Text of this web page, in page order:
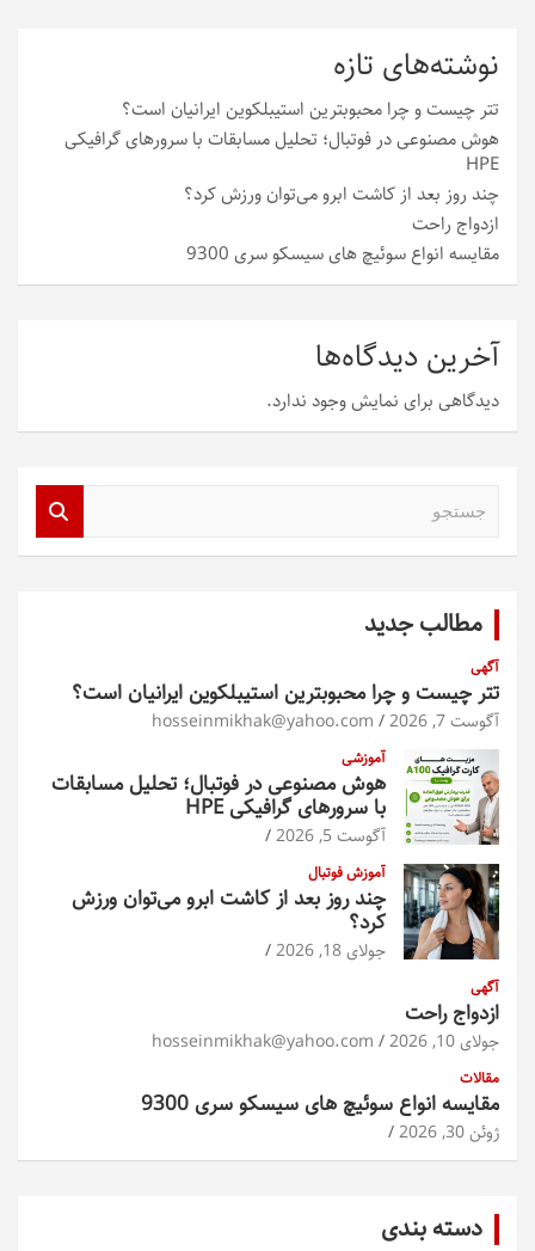
نوشته‌های تازه
تتر چیست و چرا محبوبترین استیبلکوین ایرانیان است؟
هوش مصنوعی در فوتبال؛ تحلیل مسابقات با سرورهای گرافیکی
HPE
چند روز بعد از کاشت ابرو می‌توان ورزش کرد؟
ازدواج راحت
مقایسه انواع سوئیچ های سیسکو سری 9300
آخرین دیدگاه‌ها
دیدگاهی برای نمایش وجود ندارد.
مطالب جدید
آگهی
تتر چیست و چرا محبوبترین استیبلکوین ایرانیان است؟
آگوست 7, 2026 hosseinmikhak@yahoo.com
آموزشی
هوش مصنوعی در فوتبال؛ تحلیل مسابقات
با سرورهای گرافیکی HPE
آگوست 5, 2026
آموزش فوتبال
چند روز بعد از کاشت ابرو می‌توان ورزش
کرد؟
جولای 18, 2026
آگهی
ازدواج راحت
جولای 10, 2026 hosseinmikhak@yahoo.com
مقالات
مقایسه انواع سوئیچ های سیسکو سری 9300
ژوئن 30, 2026
دسته بندی